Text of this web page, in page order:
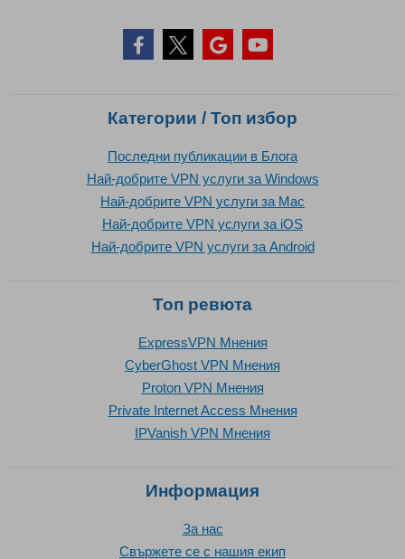
Категории / Топ избор
Последни публикации в Блога
Най-добрите VPN услуги за Windows
Най-добрите VPN услуги за Mac
Най-добрите VPN услуги за iOS
Най-добрите VPN услуги за Android
Топ ревюта
ExpressVPN Mнения
CyberGhost VPN Mнения
Proton VPN Mнения
Private Internet Access Mнения
IPVanish VPN Mнения
Информация
За нас
Свържете се с нашия екип